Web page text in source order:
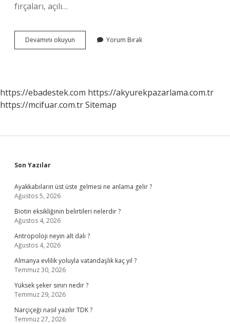
fırçaları, açılı…
Devamını okuyun
Dağıtma
Yorum Bırak
https://ebadestek.com https://akyurekpazarlama.com.tr
https://mcifuar.com.trSitemap
Sidebar
Son Yazılar
Ayakkabıların üst üste gelmesi ne anlama gelir ?
Ağustos 5, 2026
Biotin eksikliğinin belirtileri nelerdir ?
Ağustos 4, 2026
Antropoloji neyin alt dalı ?
Ağustos 4, 2026
Almanya evlilik yoluyla vatandaşlık kaç yıl ?
Temmuz 30, 2026
Yüksek şeker sınırı nedir ?
Temmuz 29, 2026
Narçiçeği nasıl yazılır TDK ?
Temmuz 27, 2026